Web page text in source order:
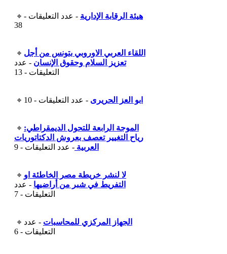
هيئة الرقابة الإدارية - عدد التعليقات -
38
اللقاء العربي الاوروبي بتونس من أجل
تعزيز السلام وحقوق الإنسان - عدد
التعليقات - 13
ابو العز الحريرى - عدد التعليقات - 10
الموجة الرابعة للتحول الديمقراطي:
رياح التغيير تعصف بعروش الدكتاتوريات
العربية - عدد التعليقات - 9
لا لنشر خريطة مصر الخاطئة او
التفريط في شبر من أراضيها - عدد
التعليقات - 7
الجهاز المركزي للمحاسبات - عدد
التعليقات - 6